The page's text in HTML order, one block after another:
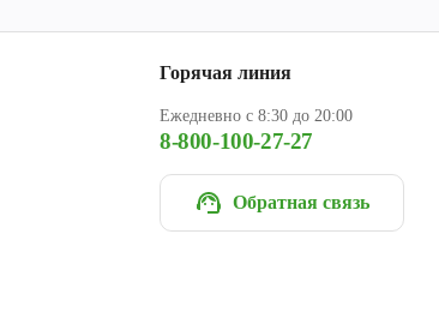
Горячая линия
Ежедневно с 8:30 до 20:00
8-800-100-27-27
Обратная связь